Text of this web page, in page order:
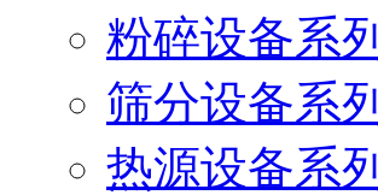
粉碎设备系列
筛分设备系列
热源设备系列